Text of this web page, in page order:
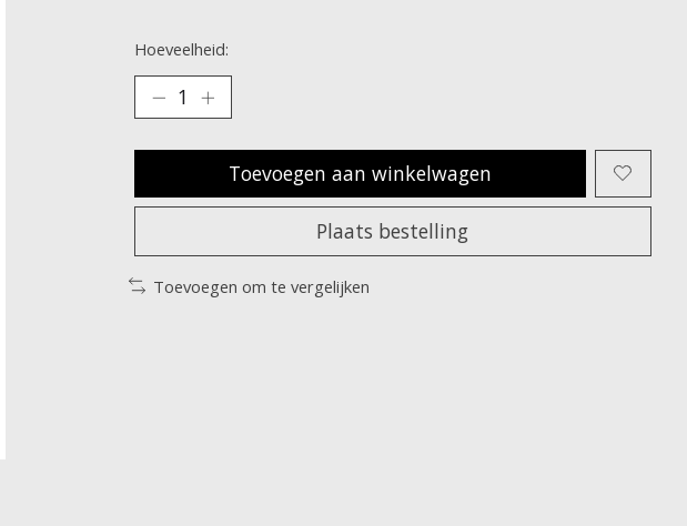
Hoeveelheid:
Toevoegen aan winkelwagen
Plaats bestelling
Toevoegen om te vergelijken